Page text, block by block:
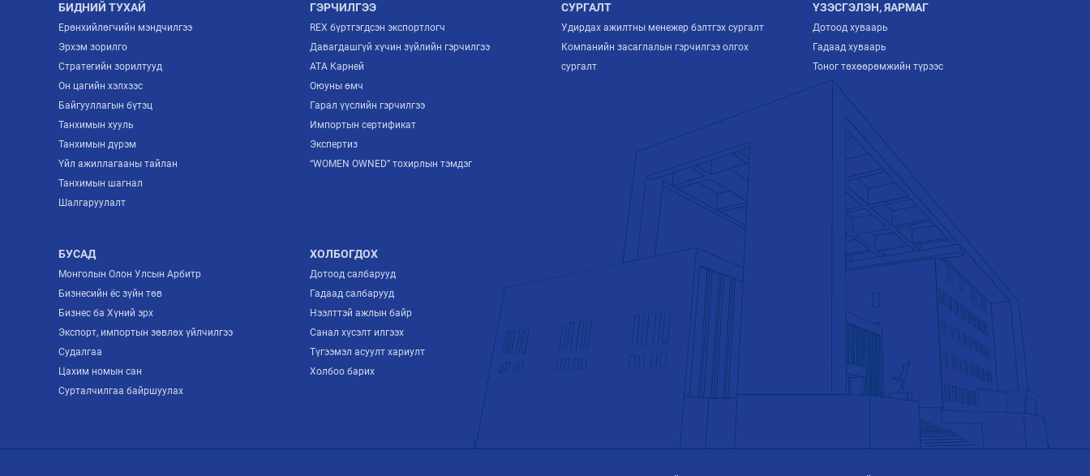
БИДНИЙ ТУХАЙ
Ерөнхийлөгчийн мэндчилгээ
Эрхэм зорилго
Стратегийн зорилтууд
Он цагийн хэлхээс
Байгууллагын бүтэц
Танхимын хууль
Танхимын дүрэм
Үйл ажиллагааны тайлан
Танхимын шагнал
Шалгаруулалт
ГЭРЧИЛГЭЭ
REX бүртгэгдсэн экспортлогч
Давагдашгүй хүчин зүйлийн гэрчилгээ
ATA Карней
Оюуны өмч
Гарал үүслийн гэрчилгээ
Импортын сертификат
Экспертиз
“WOMEN OWNED” тохирлын тэмдэг
СУРГАЛТ
Удирдах ажилтны менежер бэлтгэх сургалт
Компанийн засаглалын гэрчилгээ олгох
сургалт
ҮЗЭСГЭЛЭН, ЯАРМАГ
Дотоод хуваарь
Гадаад хуваарь
Тоног төхөөрөмжийн түрээс
БУСАД
Монголын Олон Улсын Арбитр
Бизнесийн ёс зүйн төв
Бизнес ба Хүний эрх
Экспорт, импортын зөвлөх үйлчилгээ
Судалгаа
Цахим номын сан
Сурталчилгаа байршуулах
ХОЛБОГДОХ
Дотоод салбарууд
Гадаад салбарууд
Нээлттэй ажлын байр
Санал хүсэлт илгээх
Түгээмэл асуулт хариулт
Холбоо барих